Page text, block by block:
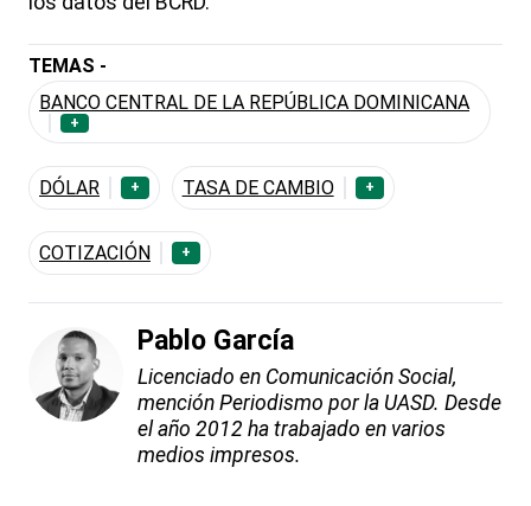
TEMAS -
BANCO CENTRAL DE LA REPÚBLICA DOMINICANA
+
DÓLAR + TASA DE CAMBIO +
COTIZACIÓN +
Pablo García
Licenciado en Comunicación Social,
mención Periodismo por la UASD. Desde
el año 2012 ha trabajado en varios
medios impresos.